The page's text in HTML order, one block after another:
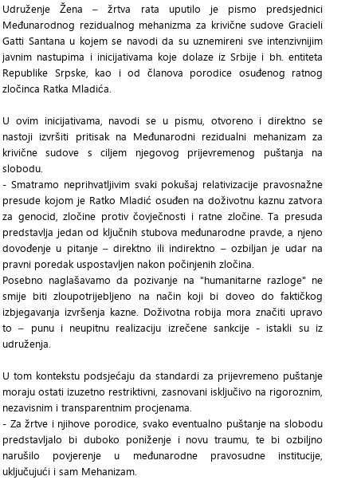
Udruženje Žena – žrtva rata uputilo je pismo predsjednici
Međunarodnog rezidualnog mehanizma za krivične sudove Gracieli
Gatti Santana u kojem se navodi da su uznemireni sve intenzivnijim
javnim nastupima i inicijativama koje dolaze iz Srbije i bh. entiteta
Republike Srpske, kao i od članova porodice osuđenog ratnog
zločinca Ratka Mladića.
U ovim inicijativama, navodi se u pismu, otvoreno i direktno se
nastoji izvršiti pritisak na Međunarodni rezidualni mehanizam za
krivične sudove s ciljem njegovog prijevremenog puštanja na
slobodu.
- Smatramo neprihvatljivim svaki pokušaj relativizacije pravosnažne
presude kojom je Ratko Mladić osuđen na doživotnu kaznu zatvora
za genocid, zločine protiv čovječnosti i ratne zločine. Ta presuda
predstavlja jedan od ključnih stubova međunarodne pravde, a njeno
dovođenje u pitanje – direktno ili indirektno – ozbiljan je udar na
pravni poredak uspostavljen nakon počinjenih zločina.
Posebno naglašavamo da pozivanje na "humanitarne razloge" ne
smije biti zloupotrijebljeno na način koji bi doveo do faktičkog
izbjegavanja izvršenja kazne. Doživotna robija mora značiti upravo
to – punu i neupitnu realizaciju izrečene sankcije - istakli su iz
udruženja.
U tom kontekstu podsjećaju da standardi za prijevremeno puštanje
moraju ostati izuzetno restriktivni, zasnovani isključivo na rigoroznim,
nezavisnim i transparentnim procjenama.
- Za žrtve i njihove porodice, svako eventualno puštanje na slobodu
predstavljalo bi duboko poniženje i novu traumu, te bi ozbiljno
narušilo povjerenje u međunarodne pravosudne institucije,
uključujući i sam Mehanizam.